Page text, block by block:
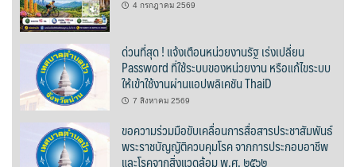
กรีนฮิลล์รีสอร์ท
ก๋างโต้งคอฟฟี่รีสอร์ท
ชมพูภูคารีสอร์ท
ต้นแหลงโฮมสเตย์
4 กรกฎาคม 2569
ด่วนที่สุด ! แจ้งเตือนหน่วยงานรัฐ เร่งเปลี่ยน
Password ที่ใช้ระบบของหน่วยงาน หรือแก้ไขระบบ
ให้เข้าใช้งานผ่านแอปพลิเคชัน ThaiD
7 สิงหาคม 2569
ขอความร่วมมือขับเคลื่อนการสื่อสารประชาสัมพันธ์
พระราชบัญญัติควบคุมโรค จากการประกอบอาชีพ
และโรคจากสิ่งแวดล้อม พ.ศ. ๒๕๖๒